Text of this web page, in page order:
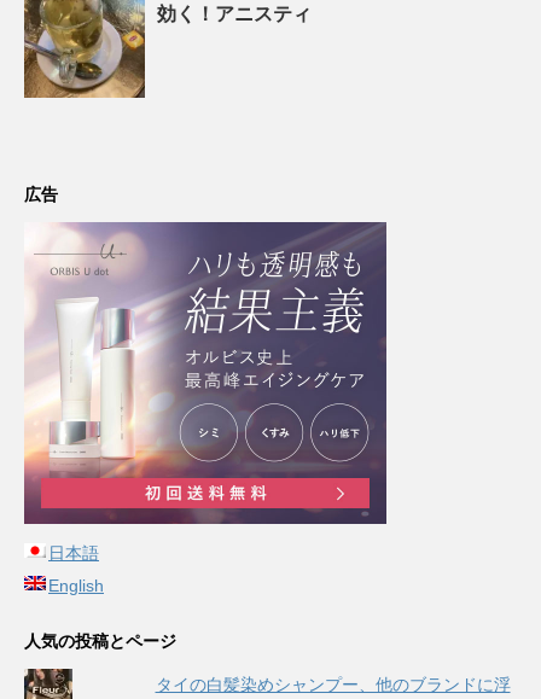
効く！アニスティ
広告
日本語
English
人気の投稿とページ
タイの白髪染めシャンプー、他のブランドに浮